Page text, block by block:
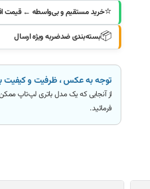
⭐خرید مستقیم و بی‌واسطه ← قیمت
📦بسته‌بندی ضدضربه ویژه ارسال
توجه به عکس ، ظرفیت و کیفیت
از آنجایی که یک مدل باتری لپ‌تاپ
فرمائید.